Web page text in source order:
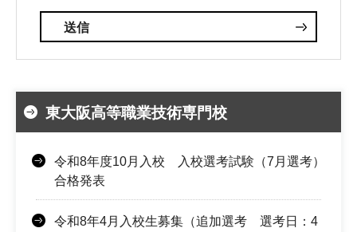
東大阪高等職業技術専門校
令和8年度10月入校 入校選考試験（7月選考）
合格発表
令和8年4月入校生募集（追加選考 選考日：4